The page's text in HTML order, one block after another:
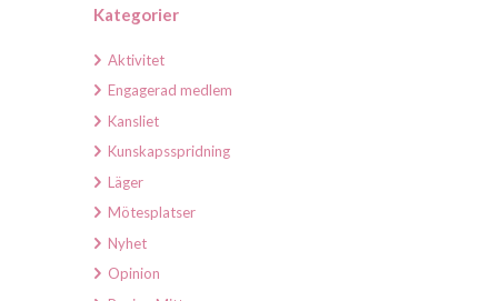
Kategorier
Aktivitet
Engagerad medlem
Kansliet
Kunskapsspridning
Läger
Mötesplatser
Nyhet
Opinion